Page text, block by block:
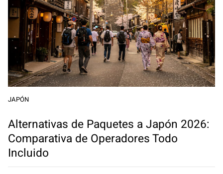
JAPÓN
Alternativas de Paquetes a Japón 2026:
Comparativa de Operadores Todo
Incluido